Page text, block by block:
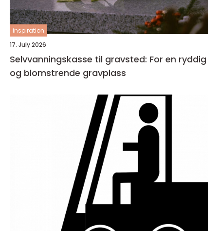
inspiration
17. July 2026
Selvvanningskasse til gravsted: For en ryddig
og blomstrende gravplass